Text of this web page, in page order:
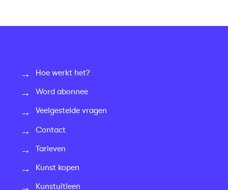
Hoe werkt het?
Word abonnee
Veelgestelde vragen
Contact
Tarieven
Kunst kopen
Kunstuitleen